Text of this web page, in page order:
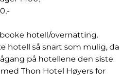
hotell/overnatting.
hotell så snart som mulig, da
på hotellene den siste
Thon Hotel Høyers for